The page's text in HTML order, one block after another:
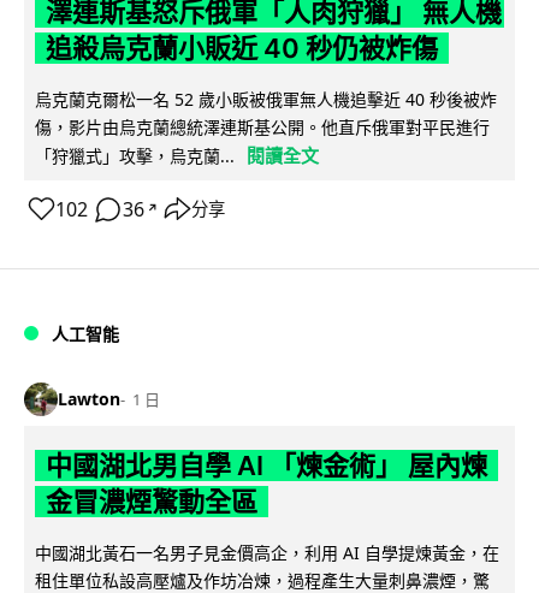
澤連斯基怒斥俄軍「人肉狩獵」 無人機
追殺烏克蘭小販近 40 秒仍被炸傷
烏克蘭克爾松一名 52 歲小販被俄軍無人機追擊近 40 秒後被炸
傷，影片由烏克蘭總統澤連斯基公開。他直斥俄軍對平民進行
「狩獵式」攻擊，烏克蘭...
閱讀全文
102 36 ↗ 分享
人工智能
Lawton 1 日
中國湖北男自學 AI 「煉金術」 屋內煉
金冒濃煙驚動全區
中國湖北黃石一名男子見金價高企，利用 AI 自學提煉黃金，在
租住單位私設高壓爐及作坊冶煉，過程產生大量刺鼻濃煙，驚